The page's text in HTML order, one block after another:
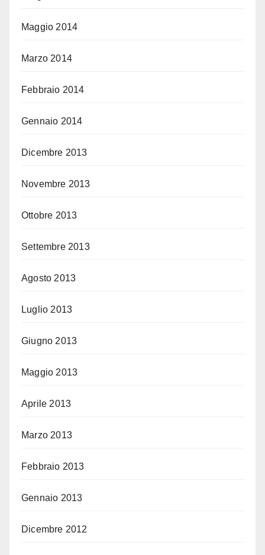
Maggio 2014
Marzo 2014
Febbraio 2014
Gennaio 2014
Dicembre 2013
Novembre 2013
Ottobre 2013
Settembre 2013
Agosto 2013
Luglio 2013
Giugno 2013
Maggio 2013
Aprile 2013
Marzo 2013
Febbraio 2013
Gennaio 2013
Dicembre 2012